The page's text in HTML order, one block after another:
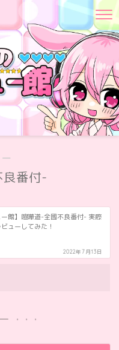
―
番付-
ー館】喧嘩道-全國不良番付- 実際
ューしてみた！
2022年7月13日